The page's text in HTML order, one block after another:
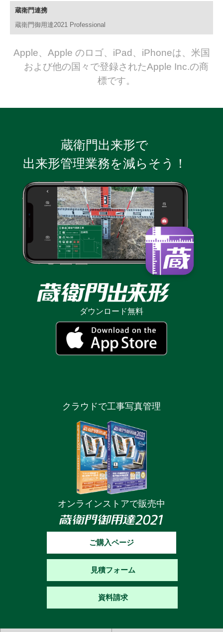
蔵衛門連携
蔵衛門御用達2021 Professional
Apple、Apple のロゴ、iPad、iPhoneは、米国
および他の国々で登録されたApple Inc.の商
標です。
蔵衛門出来形で
出来形管理業務を減らそう！
ダウンロード無料
クラウドで工事写真管理
オンラインストアで販売中
ご購入ページ
見積フォーム
資料請求